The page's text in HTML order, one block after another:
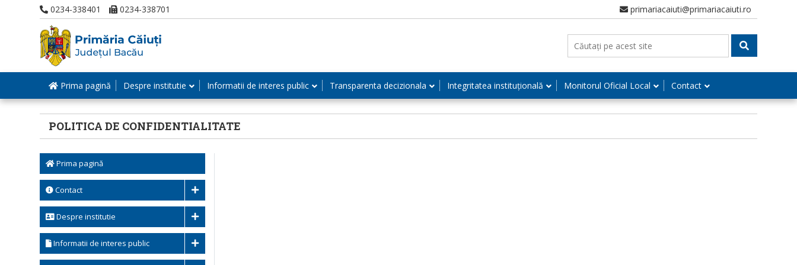
0234-338401 0234-338701 primariacaiuti@primariacaiuti.ro
Prima pagină Despre institutie Informatii de interes public Transparenta decizionala Integritatea instituțională Monitorul Oficial Local Contact
POLITICA DE CONFIDENTIALITATE
Prima pagină
Contact
Despre institutie
Informatii de interes public